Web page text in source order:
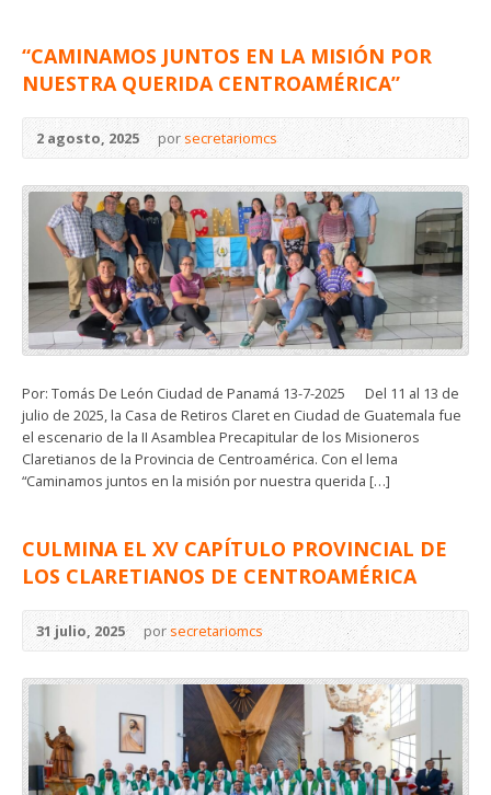
“CAMINAMOS JUNTOS EN LA MISIÓN POR
NUESTRA QUERIDA CENTROAMÉRICA”
2 agosto, 2025 por secretariomcs
Por: Tomás De León Ciudad de Panamá 13-7-2025 Del 11 al 13 de
julio de 2025, la Casa de Retiros Claret en Ciudad de Guatemala fue
el escenario de la II Asamblea Precapitular de los Misioneros
Claretianos de la Provincia de Centroamérica. Con el lema
“Caminamos juntos en la misión por nuestra querida […]
CULMINA EL XV CAPÍTULO PROVINCIAL DE
LOS CLARETIANOS DE CENTROAMÉRICA
31 julio, 2025 por secretariomcs